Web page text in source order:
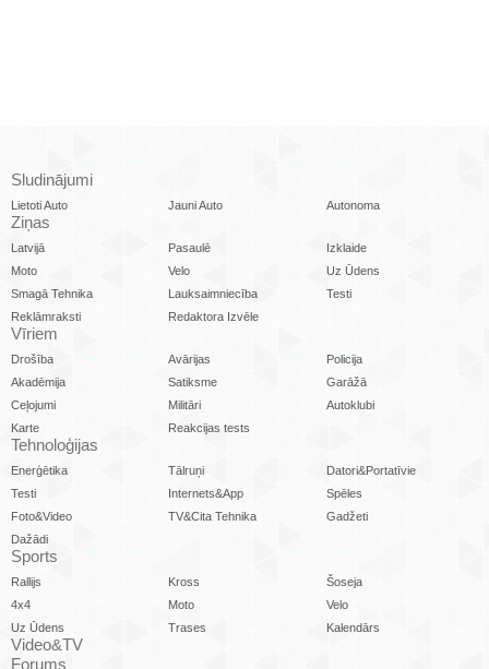
Sludinājumi
Lietoti Auto Jauni Auto Autonoma
Ziņas
Latvijā Pasaulē
Izklaide
Moto
Velo
Uz Ūdens
Smagā Tehnika
Lauksaimniecība
Testi
Reklāmraksti
Redaktora Izvēle
Vīriem
Drošība Avārijas
Policija
Akadēmija
Satiksme
Garāžā
Ceļojumi
Militāri
Autoklubi
Karte
Reakcijas tests
Tehnoloģijas
Enerģētika Tālruņi
Datori&Portatīvie
Testi
Internets&App
Spēles
Foto&Video
TV&Cita Tehnika
Gadžeti
Dažādi
Sports
Rallijs Kross
Šoseja
4x4
Moto
Velo
Uz Ūdens
Trases Kalendārs
Video&TV
Forums